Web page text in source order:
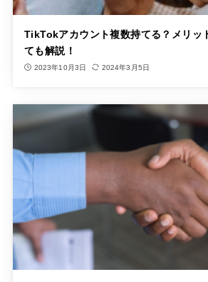
TikTokアカウント複数持てる？メリッ
ても解説！
2023年10月3日 2024年3月5日